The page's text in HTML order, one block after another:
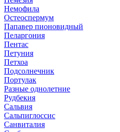
Немофила
Остеоспермум
Папавер пионовидный
Пеларгония
Пентас
Петуния
Петхоа
Подсолнечник
Портулак
Разные однолетние
Рудбекия
Сальвия
Сальпиглоссис
Санвиталия